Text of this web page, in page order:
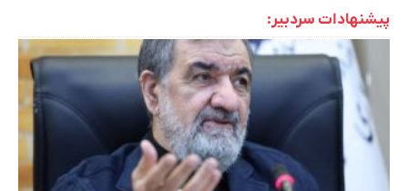
پیشنهادات سردبیر: